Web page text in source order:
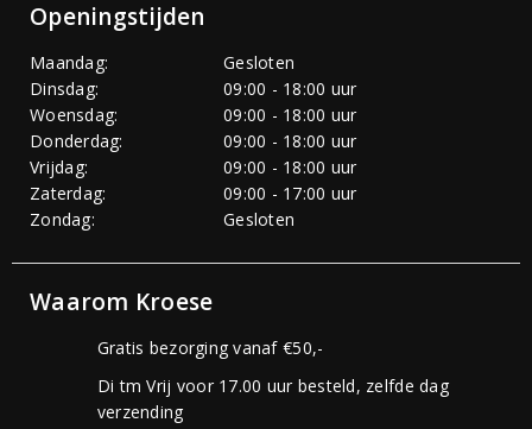
Openingstijden
Maandag:
Gesloten
Dinsdag:
09:00 - 18:00 uur
Woensdag:
09:00 - 18:00 uur
Donderdag:
09:00 - 18:00 uur
Vrijdag:
09:00 - 18:00 uur
Zaterdag:
09:00 - 17:00 uur
Zondag:
Gesloten
Waarom Kroese
Gratis bezorging vanaf €50,-
Di tm Vrij voor 17.00 uur besteld, zelfde dag
verzending